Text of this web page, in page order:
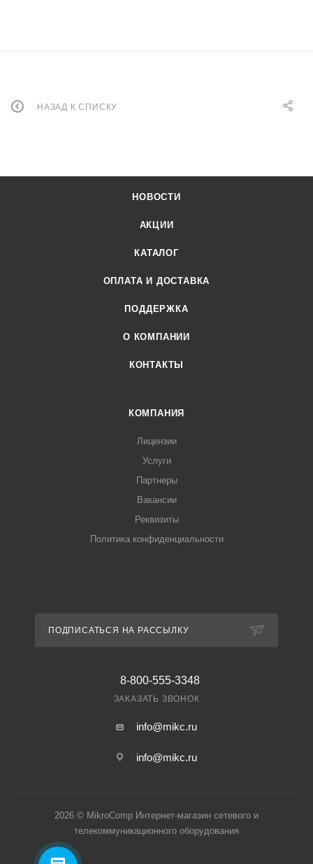
НАЗАД К СПИСКУ
НОВОСТИ
АКЦИИ
КАТАЛОГ
ОПЛАТА И ДОСТАВКА
ПОДДЕРЖКА
О КОМПАНИИ
КОНТАКТЫ
КОМПАНИЯ
Лицензии
Услуги
Партнеры
Вакансии
Реквизиты
Политика конфиденциальности
ПОДПИСАТЬСЯ НА РАССЫЛКУ
8-800-555-3348
ЗАКАЗАТЬ ЗВОНОК
info@mikc.ru
info@mikc.ru
2026 © MikroComp Интернет-магазин сетевого и
телекоммуникационного оборудования